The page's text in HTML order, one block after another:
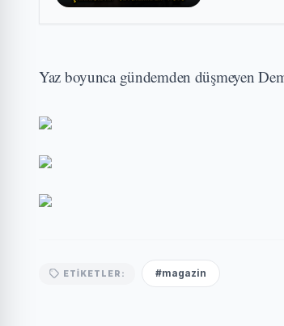
Yaz boyunca gündemden düşmeyen
ETIKETLER: #magazin